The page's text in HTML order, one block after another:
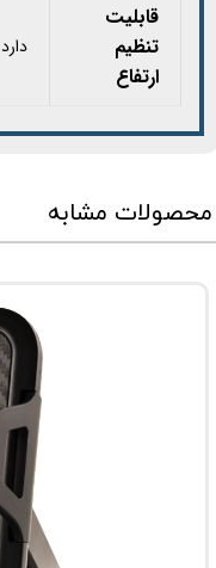
قابلیت
تنظیم
ارتفاع
دارد
محصولات مشابه